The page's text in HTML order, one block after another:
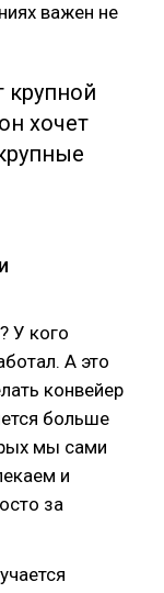
важен не
крупной
хочет
У кого
А это
конвейер
больше
мы сами
и
за